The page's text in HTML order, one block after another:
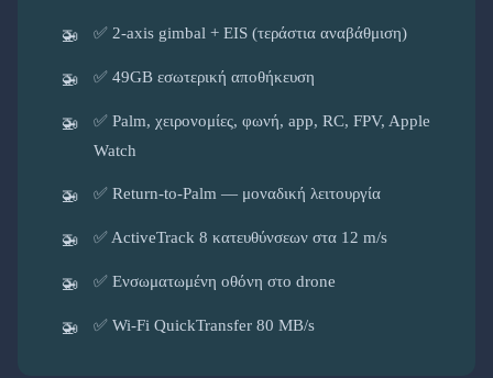
✅ 2-axis gimbal + EIS (τεράστια αναβάθμιση)
✅ 49GB εσωτερική αποθήκευση
✅ Palm, χειρονομίες, φωνή, app, RC, FPV, Apple
Watch
✅ Return-to-Palm — μοναδική λειτουργία
✅ ActiveTrack 8 κατευθύνσεων στα 12 m/s
✅ Ενσωματωμένη οθόνη στο drone
✅ Wi-Fi QuickTransfer 80 MB/s